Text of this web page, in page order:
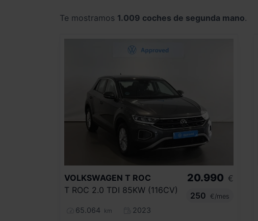
Te mostramos 1.009 coches de segunda mano.
VOLKSWAGEN T ROC
T ROC 2.0 TDI 85KW (116CV)
65.064 km
2023
20.990 €
250
€/mes